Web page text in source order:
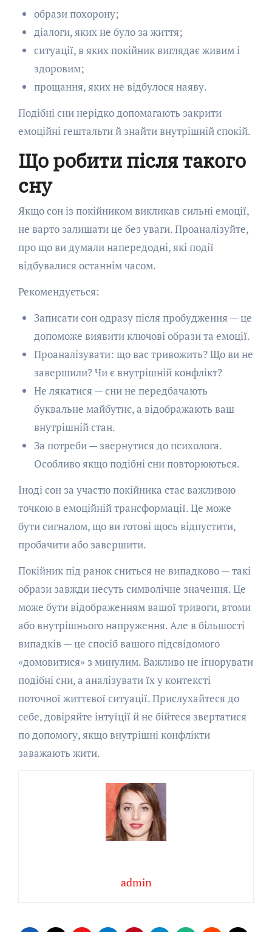
образи похорону;
діалоги, яких не було за життя;
ситуації, в яких покійник виглядає живим і
здоровим;
прощання, яких не відбулося наяву.
Подібні сни нерідко допомагають закрити
емоційні гештальти й знайти внутрішній спокій.
Що робити після такого
сну
Якщо сон із покійником викликав сильні емоції,
не варто залишати це без уваги. Проаналізуйте,
про що ви думали напередодні, які події
відбувалися останнім часом.
Рекомендується:
Записати сон одразу після пробудження — це
допоможе виявити ключові образи та емоції.
Проаналізувати: що вас тривожить? Що ви не
завершили? Чи є внутрішній конфлікт?
Не лякатися — сни не передбачають
буквальне майбутнє, а відображають ваш
внутрішній стан.
За потреби — звернутися до психолога.
Особливо якщо подібні сни повторюються.
Іноді сон за участю покійника стає важливою
точкою в емоційній трансформації. Це може
бути сигналом, що ви готові щось відпустити,
пробачити або завершити.
Покійник під ранок сниться не випадково — такі
образи завжди несуть символічне значення. Це
може бути відображенням вашої тривоги, втоми
або внутрішнього напруження. Але в більшості
випадків — це спосіб вашого підсвідомого
«домовитися» з минулим. Важливо не ігнорувати
подібні сни, а аналізувати їх у контексті
поточної життєвої ситуації. Прислухайтеся до
себе, довіряйте інтуїції й не бійтеся звертатися
по допомогу, якщо внутрішні конфлікти
заважають жити.
admin